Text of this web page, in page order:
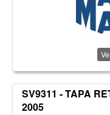
SV9311 - TAPA
2005